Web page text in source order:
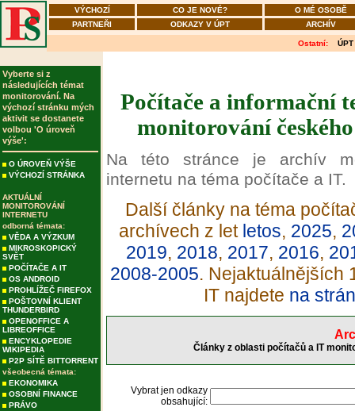
VÝCHOZÍ CO JE NOVÉ?
O MÉ OSOBĚ
PARTNEŘI
ODKAZY V ÚPT ARCHÍV
Ostatní: ÚPT
Vyberte si z
následujících témat
monitorování. Na
výchozí stránku mých
aktivit se dostanete
volbou 'O úroveň
výše':
O ÚROVEŇ VÝŠE
VÝCHOZÍ STRÁNKA
AKTUÁLNÍ
MONITOROVÁNÍ
INTERNETU
odborná témata:
VĚDA A VÝZKUM
MIKROSKOPICKÝ
SVĚT
POČÍTAČE A IT
OS ANDROID
PROHLÍŽEČ FIREFOX
POŠTOVNÍ KLIENT
THUNDERBIRD
OPENOFFICE A
LIBREOFFICE
ENCYKLOPEDIE
WIKIPEDIA
P2P SÍTĚ BITTORRENT
všeobecná témata:
EKONOMIKA
OSOBNÍ FINANCE
PRÁVO
Počítače a informační
monitorování
Na této stránce je archív
internetu na téma počítače a IT.
Další články na téma
archívech z let letos, 2025,
2019, 2018, 2017, 2016,
2008-2005. Nejaktuálnějších
IT najdete na
Články z oblasti počítačů a IT
Vybrat jen odkazy
obsahující: